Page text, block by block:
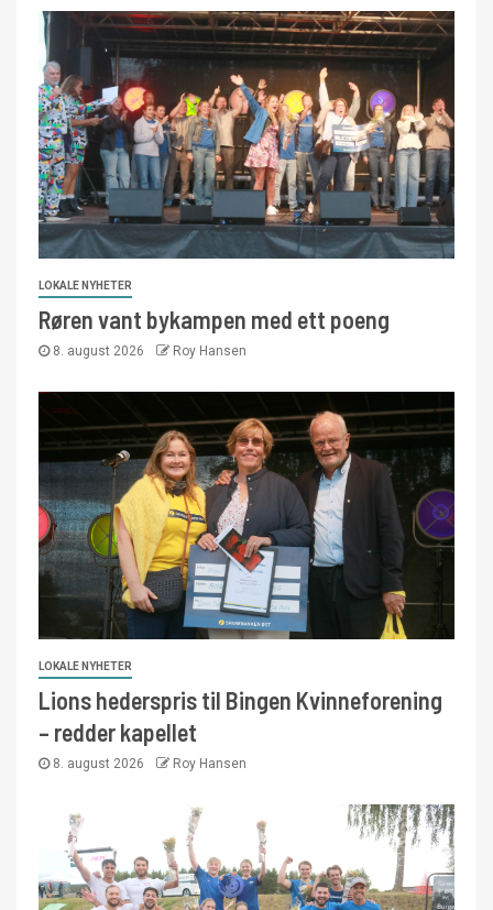
LOKALE NYHETER
Røren vant bykampen med ett poeng
8. august 2026 Roy Hansen
LOKALE NYHETER
Lions hederspris til Bingen Kvinneforening
– redder kapellet
8. august 2026 Roy Hansen